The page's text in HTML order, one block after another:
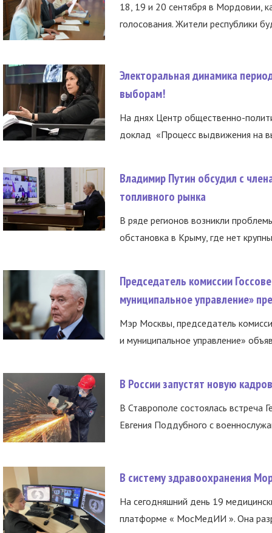
18, 19 и 20 сентября в Мордовии,
голосования. Жители республики
Электоральная динамика
выборам!
На днях Центр общественно-
доклад «Процесс выдвижения на
Владимир Путин обсудил с
топливного рынка
В ряде регионов возникли
обстановка в Крыму, где нет
Председатель комиссии
муниципальное управление»
Мэр Москвы, председатель
и муниципальное управление»
В России запустят новую
В Ставрополе состоялась встреча
Евгения Поддубного с
В систему здравоохранения
На сегодняшний день 19
платформе « МосМедИИ ». Она